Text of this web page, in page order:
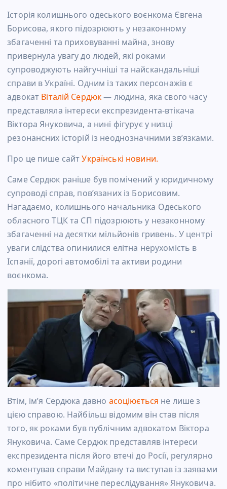
Історія колишнього одеського воєнкома Євгена
Борисова, якого підозрюють у незаконному
збагаченні та приховуванні майна, знову
привернула увагу до людей, які роками
супроводжують найгучніші та найскандальніші
справи в Україні. Одним із таких персонажів є
адвокат Віталій Сердюк— людина, яка свого часу
представляла інтереси експрезидента-втікача
Віктора Януковича, а нині фігурує у низці
резонансних історій із неоднозначними зв’язками.
Про це пише сайтУкраїнські новини.
Саме Сердюк раніше був помічений у юридичному
супроводі справ, пов’язаних із Борисовим.
Нагадаємо, колишнього начальника Одеського
обласного ТЦК та СП підозрюють у незаконному
збагаченні на десятки мільйонів гривень. У центрі
уваги слідства опинилися елітна нерухомість в
Іспанії, дорогі автомобілі та активи родини
воєнкома.
Втім, ім’я Сердюка давно асоціюється не лише з
цією справою. Найбільш відомим він став після
того, як роками був публічним адвокатом Віктора
Януковича. Саме Сердюк представляв інтереси
експрезидента після його втечі до Росії, регулярно
коментував справи Майдану та виступав із заявами
про нібито «політичне переслідування» Януковича.